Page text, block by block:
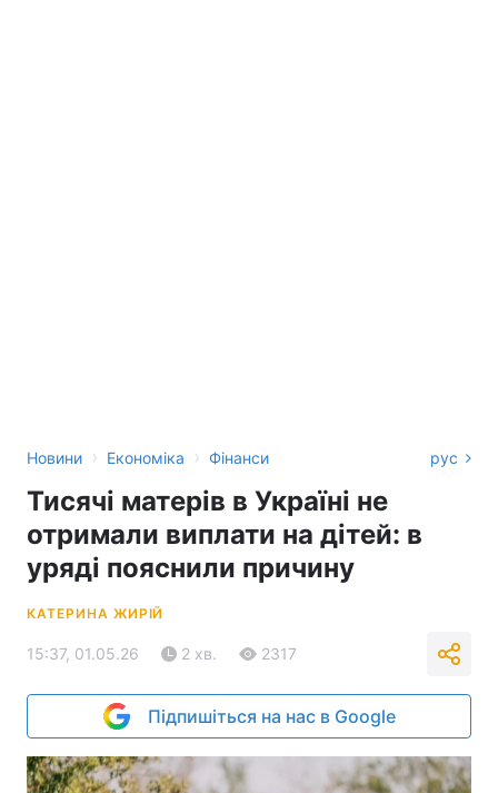
Новини › Економіка › Фінанси рус
Тисячі матерів в Україні не
отримали виплати на дітей: в
уряді пояснили причину
КАТЕРИНА ЖИРІЙ
15:37, 01.05.26 2 хв. 2317
Підпишіться на нас в Google